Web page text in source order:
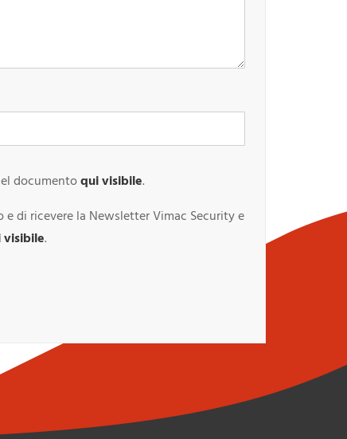
documentoqui visibile.
di ricevere la Newsletter Vimac Security e
visibile.